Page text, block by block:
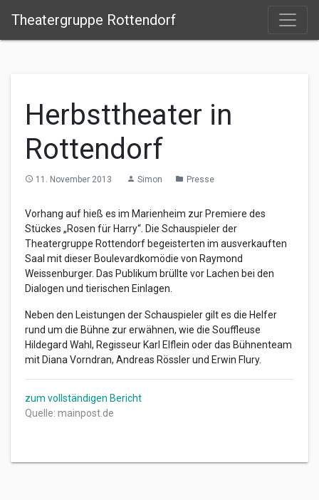
Theatergruppe Rottendorf
Herbsttheater in
Rottendorf
access_time 11. November 2013 person Simon folder Presse
Vorhang auf hieß es im Marienheim zur Premiere des
Stückes „Rosen für Harry“. Die Schauspieler der
Theatergruppe Rottendorf begeisterten im ausverkauften
Saal mit dieser Boulevardkomödie von Raymond
Weissenburger. Das Publikum brüllte vor Lachen bei den
Dialogen und tierischen Einlagen.
Neben den Leistungen der Schauspieler gilt es die Helfer
rund um die Bühne zur erwähnen, wie die Souffleuse
Hildegard Wahl, Regisseur Karl Elflein oder das Bühnenteam
mit Diana Vorndran, Andreas Rössler und Erwin Flury.
zum vollständigen Bericht
Quelle: mainpost.de